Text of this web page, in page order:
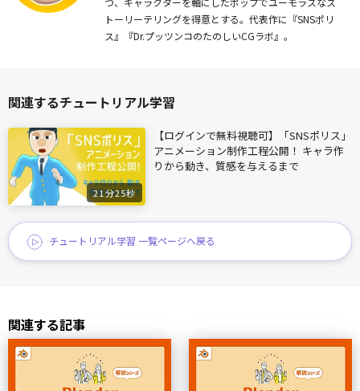
トーリーテリングを得意とする。代表作に『SNSポリ
ス』『Dr.プッツンコのたのしいCGラボ』。
関連するチュートリアル学習
21分25秒
【ログインで無料視聴可】「SNSポリス」
アニメーション制作工程公開！ キャラ作
りから動き、質感を与えるまで
チュートリアル学習 一覧ページへ戻る
関連する記事